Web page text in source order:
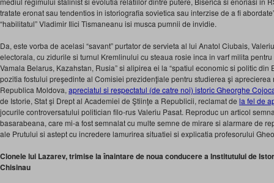
tratate eronat sau tendentios in istoriografia sovietica sau interzise de a fi
“habilitatul” Vladimir Ilici Tismaneanu isi musca pumnii de invidie.
Da, este vorba de acelasi “savant” purtator de servieta al lui Anatol Ciubais,
electorala, cu zidurile si turnul Kremlinului cu steaua rosie inca in varf milita
Vamala Belarus, Kazahstan, Rusia” si alipirea ei la “spatiul economic si politic din
pozitia fostului preşedinte al Comisiei prezidenţiale pentru studierea şi
Republica Moldova, apreciatul si respectatul (de catre noi) istoric Gheorghe
de Istorie, Stat şi Drept al Academiei de Ştiinţe a Republicii, reclamat de la fel de
jocurile controversatului politician filo-rus Valeriu Pasat. Reproduc un articol
basarabeana, care mi-a fost semnalat cu multe semne de mirare si alarmare de
ale Prutului si astept cu incredere lamurirea situatiei si explicatia profesorului
Clonele lui Lazarev, trimise la înaintare de noua conducere a Institutului de
Chisinau